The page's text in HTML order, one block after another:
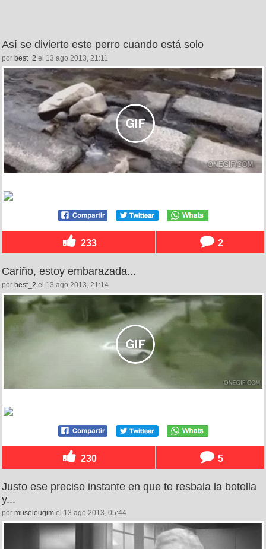
Así se divierte este perro cuando está solo
por best_2 el 13 ago 2013, 21:11
233 2
Cariño, estoy embarazada...
por best_2 el 13 ago 2013, 21:14
230 5
Justo ese preciso instante en que te resbala la botella
y...
por museleugim el 13 ago 2013, 05:44